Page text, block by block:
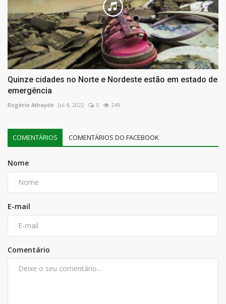
Quinze cidades no Norte e Nordeste estão em estado de
emergência
Rogério Athayde Jul 4, 2022 0 249
COMENTÁRIOS COMENTÁRIOS DO FACEBOOK
Nome
E-mail
Comentário